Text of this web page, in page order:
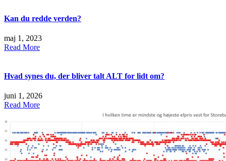
Kan du redde verden?
maj 1, 2023
Read More
Hvad synes du, der bliver talt ALT for lidt om?
juni 1, 2026
Read More